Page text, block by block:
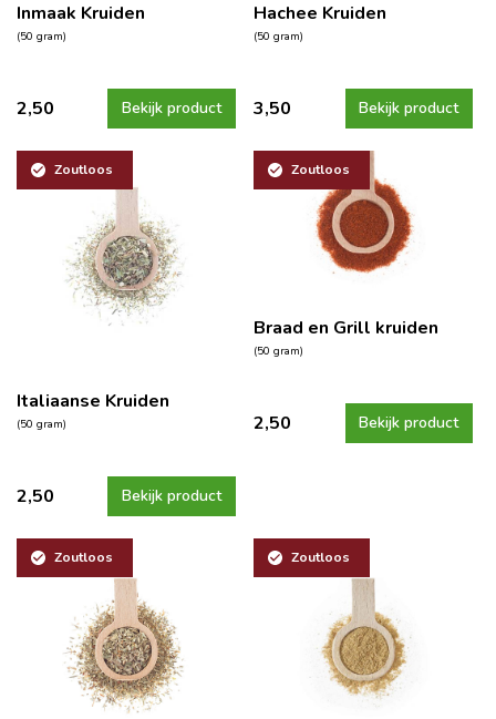
Inmaak Kruiden
(50 gram)
2,50 Bekijk product
Hachee Kruiden
(50 gram)
3,50 Bekijk product
Zoutloos
Italiaanse Kruiden
(50 gram)
2,50 Bekijk product
Zoutloos
Braad en Grill kruiden
(50 gram)
2,50 Bekijk product
Zoutloos Zoutloos